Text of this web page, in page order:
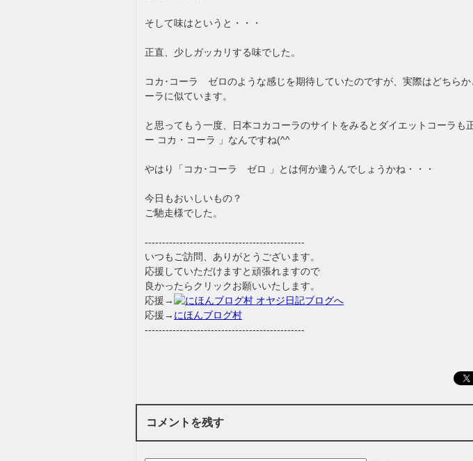
そして味はというと・・・
正直、少しガッカリする味でした。
コカ･コーラ ゼロのような感じを期待していたのですが、実際はどちらか
ーラに似ています。
と思ってもう一度、日本コカコーラのサイトをみるとダイエットコーラも
ー コカ・コーラ 」なんですね(^^ゞ
やはり「コカ･コーラ ゼロ 」とは何か違うんでしょうかね・・・
今日もおいしいもの？
ご馳走様でした。
----------------------------------------------
いつもご訪問、ありがとうございます。
応援していただけますと頑張れますので
良かったらクリックお願いいたします。
応援→
応援→ にほんブログ村
----------------------------------------------
コメントを残す